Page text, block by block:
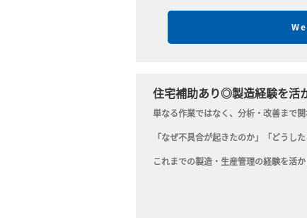
住宅補助あり◎製造経験を活
単なる作業ではなく、分析・改善まで関
「なぜ不具合が起きたのか」「どうし
これまでの製造・生産管理の経験を活